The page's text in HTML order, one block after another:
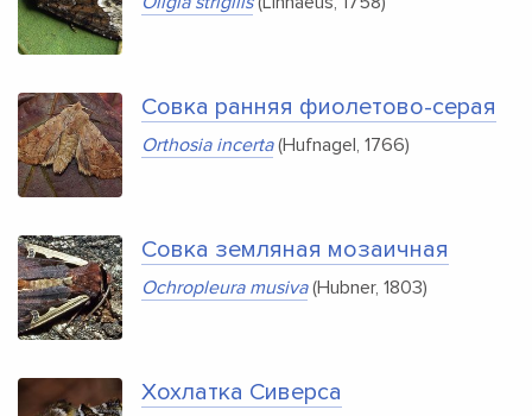
Совка ранняя фиолетово-серая
Orthosia incerta(Hufnagel, 1766)
Совка земляная мозаичная
Ochropleura musiva(Hubner, 1803)
Хохлатка Сиверса